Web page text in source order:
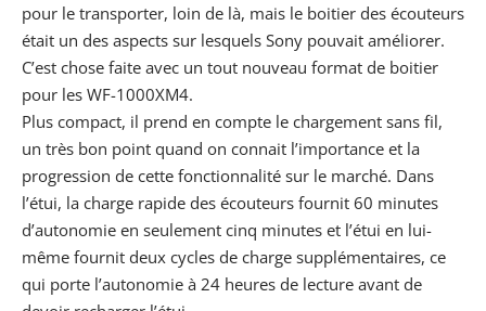
pour le transporter, loin de là, mais le boitier des écouteurs
était un des aspects sur lesquels Sony pouvait améliorer.
C’est chose faite avec un tout nouveau format de boitier
pour les WF-1000XM4.
Plus compact, il prend en compte le chargement sans fil,
un très bon point quand on connait l’importance et la
progression de cette fonctionnalité sur le marché. Dans
l’étui, la charge rapide des écouteurs fournit 60 minutes
d’autonomie en seulement cinq minutes et l’étui en lui-
même fournit deux cycles de charge supplémentaires, ce
qui porte l’autonomie à 24 heures de lecture avant de